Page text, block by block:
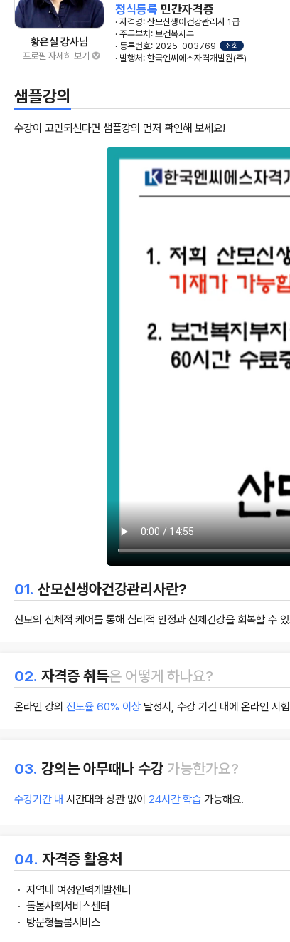
황은실 강사님
프로필 자세히 보기
정식등록 민간자격증
· 자격명: 산모신생아건강관리사 1급
· 주무부처: 보건복지부
· 등록번호: 2025-003769
조회
· 발행처: 한국엔씨에스자격개발원(주)
샘플강의
수강이 고민되신다면 샘플강의 먼저 확인해 보세요!
01. 산모신생아건강관리사란?
산모의 신체적 케어를 통해 심리적 안정과 신체건강을 회복할 수
02. 자격증 취득은 어떻게 하나요?
온라인 강의 진도율 60% 이상 달성시, 수강 기간 내에 온라인 시
03. 강의는 아무때나 수강 가능한가요?
수강기간 내 시간대와 상관 없이 24시간 학습 가능해요.
04. 자격증 활용처
ㆍ 지역내 여성인력개발센터
ㆍ 돌봄사회서비스센터
ㆍ 방문형돌봄서비스